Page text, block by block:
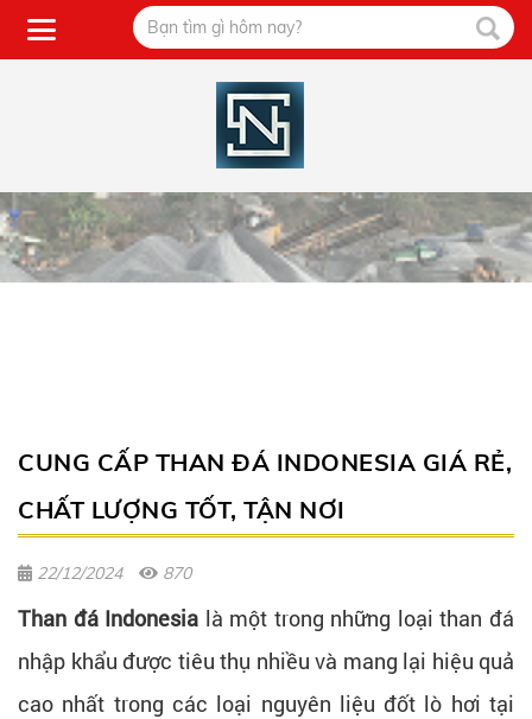
CUNG CẤP THAN ĐÁ INDONESIA GIÁ RẺ,
CHẤT LƯỢNG TỐT, TẬN NƠI
22/12/2024 870
Than đá Indonesia là một trong những loại than đá
nhập khẩu được tiêu thụ nhiều và mang lại hiệu quả
cao nhất trong các loại nguyên liệu đốt lò hơi tại